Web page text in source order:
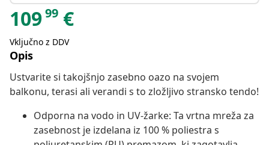
10999 €
Vključno z DDV
Opis
Ustvarite si takojšnjo zasebno oazo na svojem
balkonu, terasi ali verandi s to zložljivo stransko tendo!
Odporna na vodo in UV-žarke: Ta vrtna mreža za
zasebnost je izdelana iz 100 % poliestra s